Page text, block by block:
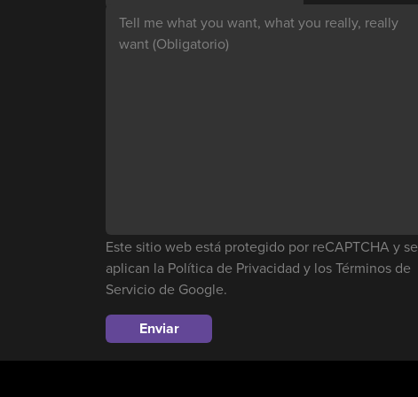
Tell me what you want, what you really, really
want (Obligatorio)
Este sitio web está protegido por reCAPTCHA y se
aplican la Política de Privacidad y losTérminos de
Servicio de Google.